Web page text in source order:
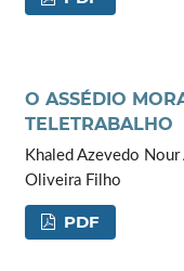
O ASSÉDIO
TELETRABALHO
Khaled Azevedo
Oliveira Filho
PDF